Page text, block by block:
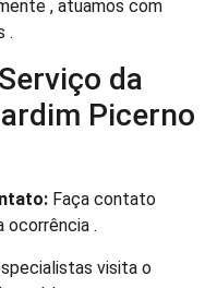
, atuamos com
.
da
Picerno
Faça contato
ocorrência .
visita o